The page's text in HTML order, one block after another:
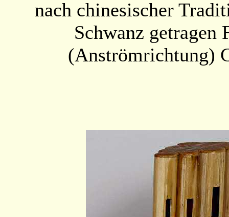
nach chinesischer
Schwanz getragen
(Anströmrichtung)